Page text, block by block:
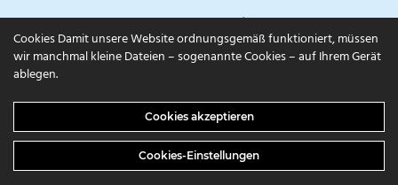
campuls.online
Cookies Damit unsere Website ordnungsgemäß funktioniert, müssen
wir manchmal kleine Dateien – sogenannte Cookies – auf Ihrem Gerät
ablegen.
Cookies akzeptieren
Cookies-Einstellungen